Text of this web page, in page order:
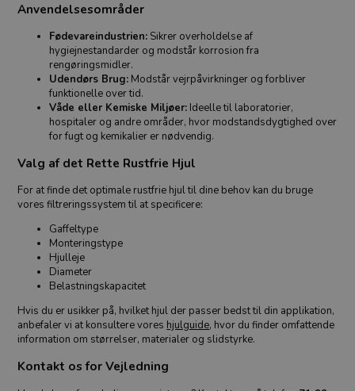
Anvendelsesområder
Fødevareindustrien: Sikrer overholdelse af
hygiejnestandarder og modstår korrosion fra
rengøringsmidler.
Udendørs Brug: Modstår vejrpåvirkninger og forbliver
funktionelle over tid.
Våde eller Kemiske Miljøer: Ideelle til laboratorier,
hospitaler og andre områder, hvor modstandsdygtighed over
for fugt og kemikalier er nødvendig.
Valg af det Rette Rustfrie Hjul
For at finde det optimale rustfrie hjul til dine behov kan du bruge
vores filtreringssystem til at specificere:
Gaffeltype
Monteringstype
Hjulleje
Diameter
Belastningskapacitet
Hvis du er usikker på, hvilket hjul der passer bedst til din applikation,
anbefaler vi at konsultere vores hjulguide, hvor du finder omfattende
information om størrelser, materialer og slidstyrke.
Kontakt os for Vejledning